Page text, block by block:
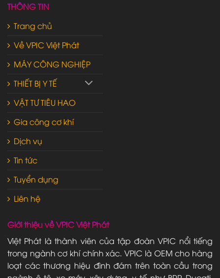
THÔNG TIN
Trang chủ
Về VPIC Việt Phát
MÁY CÔNG NGHIỆP
THIẾT BỊ Y TẾ
VẬT TƯ TIÊU HAO
Gia công cơ khí
Dịch vụ
Tin tức
Tuyển dụng
Liên hệ
Giới thiệu về VPIC Việt Phát
Việt Phát là thành viên của tập đoàn VPIC nổi tiếng
trong ngành cơ khí chính xác. VPIC là OEM cho hàng
loạt các thương hiệu đình đám trên toàn cầu trong